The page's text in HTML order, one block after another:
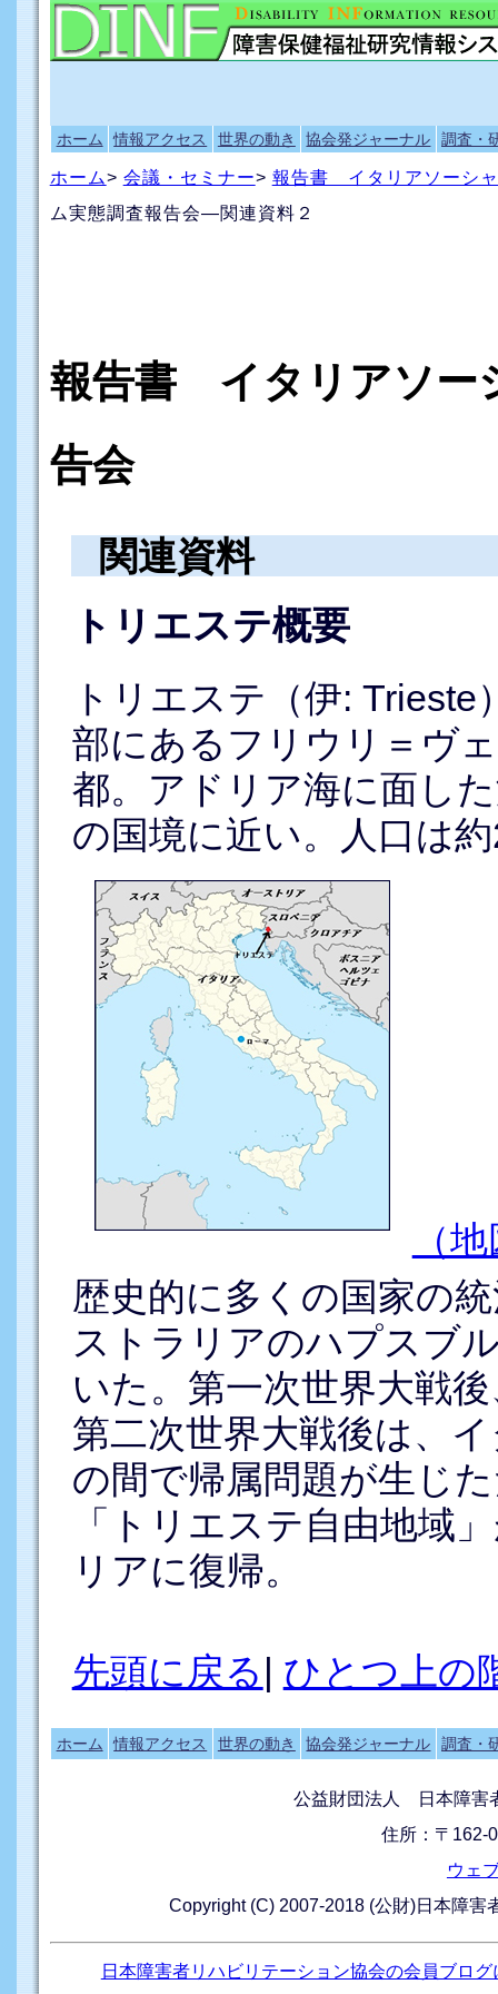
ホーム 情報アクセス 世界の動き 協会発ジャーナル 調査・
ホーム> 会議・セミナー> 報告書 イタリアソーシ
ム実態調査報告会―関連資料２
報告書 イタリアソー
告会
関連資料
トリエステ概要
トリエステ（伊:
部にあるフリウリ＝ヴ
都。アドリア海に面し
の国境に近い。人口は
（
歴史的に多くの国家の
ストラリアのハプスブ
いた。第一次世界大戦
第二次世界大戦後は、
の間で帰属問題が生じ
「トリエステ自由地域
リアに復帰。
先頭に戻る ひとつ上の
ホーム 情報アクセス 世界の動き 協会発ジャーナル 調査・
公益財団法人 日本障害
住所：〒162-
ウェ
Copyright (C) 2007-2018 (公財)日本障
日本障害者リハビリテーション協会の会員ブロ